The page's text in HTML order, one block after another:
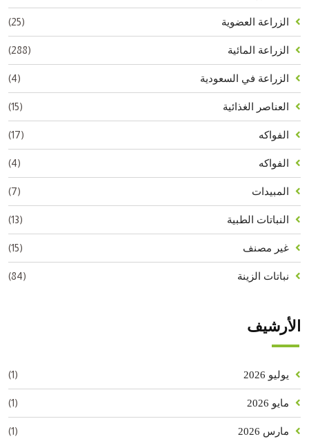
الزراعة العضوية (25)
الزراعة المائية (288)
الزراعة في السعودية (4)
العناصر الغذائية (15)
الفواكه (17)
الفواكه (4)
المبيدات (7)
النباتات الطبية (13)
غير مصنف (15)
نباتات الزينة (84)
الأرشيف
يوليو 2026 (1)
مايو 2026 (1)
مارس 2026 (1)